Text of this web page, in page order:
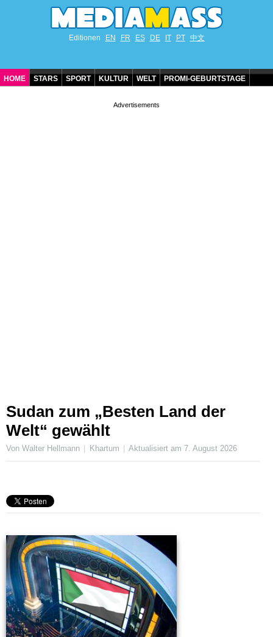
Editionen EN FR ES DE IT PT 中文
HOME STARS SPORT KULTUR WELT PROMI-GEBURTSTAGE
Sudan zum „Besten Land der
Welt“ gewählt
Von Walter Hellmann Khartum Aktualisiert am 7. August 2026